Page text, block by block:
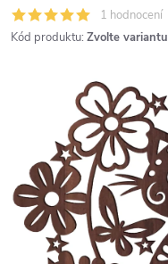
1 hodnocení
Kód produktu: Zvolte variantu